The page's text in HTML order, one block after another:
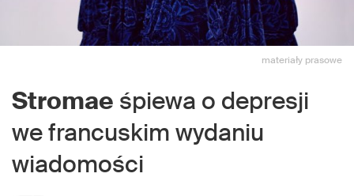
materiały prasowe
Stromae śpiewa o depresji
we francuskim wydaniu
wiadomości